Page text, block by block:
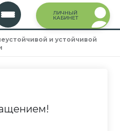
ЛИЧНЫЙ
КАБИНЕТ
и устойчивой